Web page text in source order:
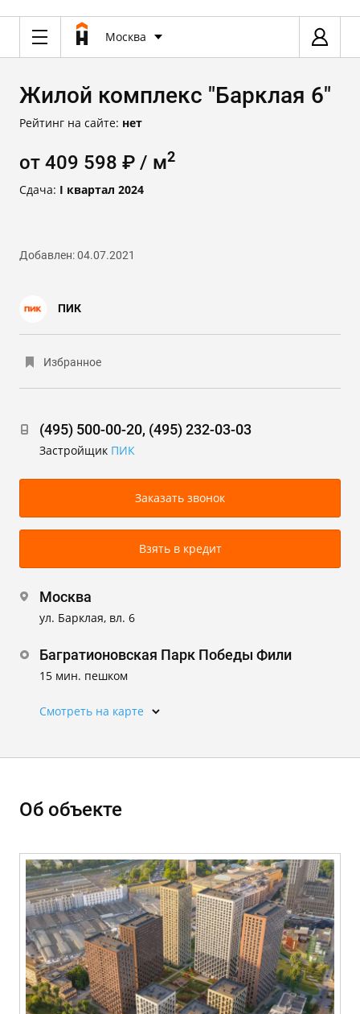
Москва
Жилой комплекс "Барклая 6"
Рейтинг на сайте: нет
от 409 598 ₽ / м2
Сдача: I квартал 2024
Добавлен: 04.07.2021
ПИК
Избранное
(495) 500-00-20, (495) 232-03-03
Застройщик ПИК
Заказать звонок
Взять в кредит
Москва
ул. Барклая, вл. 6
Багратионовская Парк Победы Фили
15 мин. пешком
Смотреть на карте
Об объекте